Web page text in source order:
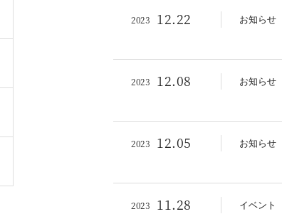
2023 12.22 お知らせ
2023 12.08 お知らせ
2023 12.05 お知らせ
2023 11.28 イベント